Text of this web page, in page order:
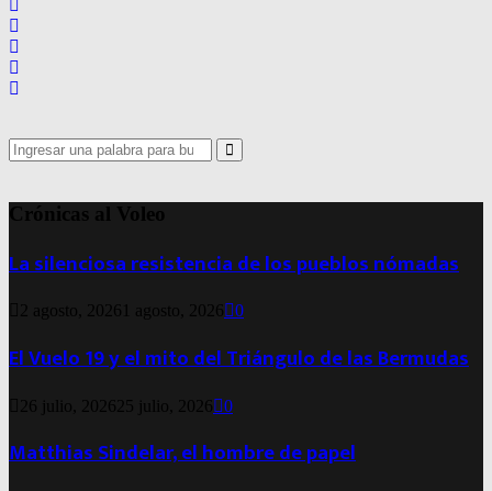
Search
for:
Search
Crónicas al Voleo
La silenciosa resistencia de los pueblos nómadas
2 agosto, 2026 1 agosto, 2026 0
El Vuelo 19 y el mito del Triángulo de las Bermudas
26 julio, 2026 25 julio, 2026 0
Matthias Sindelar, el hombre de papel